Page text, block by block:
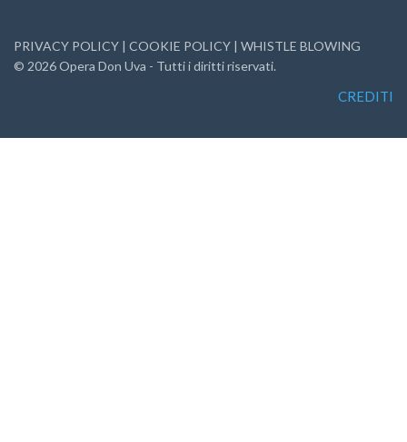
PRIVACY POLICY | COOKIE POLICY | WHISTLE BLOWING
© 2026Opera Don Uva - Tutti i diritti riservati.
CREDITI